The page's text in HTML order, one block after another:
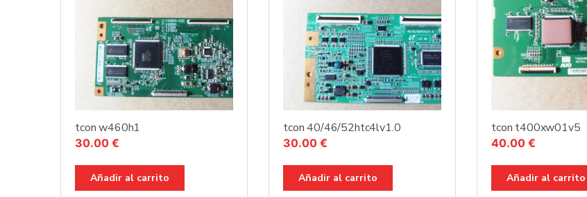
tcon w460h1
30.00 €
Añadir al carrito
tcon 40/46/52htc4lv1.0
30.00 €
Añadir al carrito
tcon t400xw01v5
40.00 €
Añadir al carrito